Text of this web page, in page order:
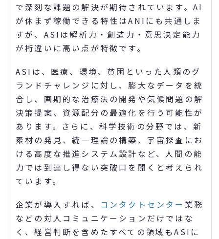
で深刻な課題の解決が期待されています。AI
が休まず稼働できる特性はANIにも共通しま
すが、ASIは解析力・創造力・意思決定能力
が桁違いに高い点が特徴です。
ASIは、医療、環境、貧困といった人類のグ
ランドチャレンジに対し、膨大なデータを統
合し、画期的な治療法の開発や気候問題の解
決策提案、資源配分の最適化を行う可能性が
あります。さらに、科学技術の分野では、新
素材の発見、統一理論の構築、宇宙探査にお
ける高度な推進システム設計など、人間の能
力では到達し得ない突破口を開くと考えられ
ています。
企業が導入すれば、 コンタクトセンター 業務
などの対人コミュニケーションだけではな
く、経営判断を含めたすべての領域もASIに